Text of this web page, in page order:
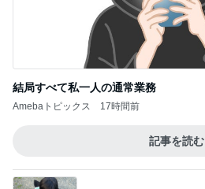
結局すべて私一人の通常業務
Amebaトピックス 17時間前
記事を読む